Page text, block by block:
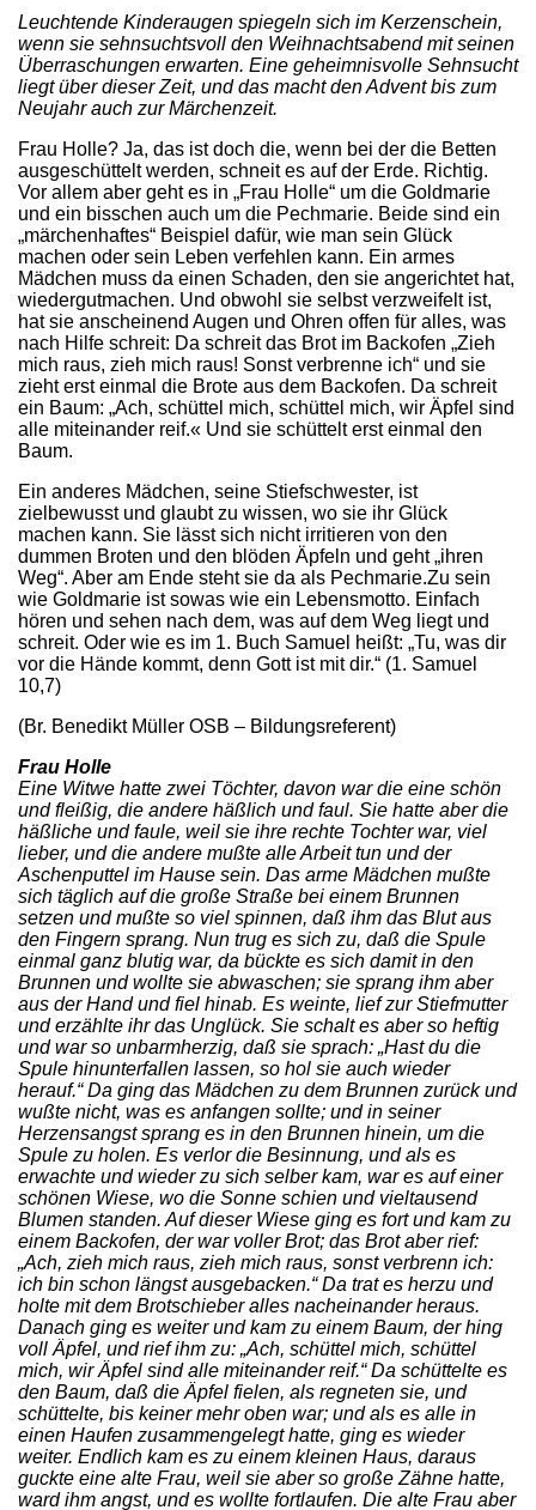
Leuchtende Kinderaugen spiegeln sich im Kerzenschein,
wenn sie sehnsuchtsvoll den Weihnachtsabend mit seinen
Überraschungen erwarten. Eine geheimnisvolle Sehnsucht
liegt über dieser Zeit, und das macht den Advent bis zum
Neujahr auch zur Märchenzeit.
Frau Holle? Ja, das ist doch die, wenn bei der die Betten
ausgeschüttelt werden, schneit es auf der Erde. Richtig.
Vor allem aber geht es in „Frau Holle“ um die Goldmarie
und ein bisschen auch um die Pechmarie. Beide sind ein
„märchenhaftes“ Beispiel dafür, wie man sein Glück
machen oder sein Leben verfehlen kann. Ein armes
Mädchen muss da einen Schaden, den sie angerichtet hat,
wiedergutmachen. Und obwohl sie selbst verzweifelt ist,
hat sie anscheinend Augen und Ohren offen für alles, was
nach Hilfe schreit: Da schreit das Brot im Backofen „Zieh
mich raus, zieh mich raus! Sonst verbrenne ich“ und sie
zieht erst einmal die Brote aus dem Backofen. Da schreit
ein Baum: „Ach, schüttel mich, schüttel mich, wir Äpfel sind
alle miteinander reif.« Und sie schüttelt erst einmal den
Baum.
Ein anderes Mädchen, seine Stiefschwester, ist
zielbewusst und glaubt zu wissen, wo sie ihr Glück
machen kann. Sie lässt sich nicht irritieren von den
dummen Broten und den blöden Äpfeln und geht „ihren
Weg“. Aber am Ende steht sie da als Pechmarie.Zu sein
wie Goldmarie ist sowas wie ein Lebensmotto. Einfach
hören und sehen nach dem, was auf dem Weg liegt und
schreit. Oder wie es im 1. Buch Samuel heißt: „Tu, was dir
vor die Hände kommt, denn Gott ist mit dir.“ (1. Samuel
10,7)
(Br. Benedikt Müller OSB – Bildungsreferent)
Frau Holle
Eine Witwe hatte zwei Töchter, davon war die eine schön
und fleißig, die andere häßlich und faul. Sie hatte aber die
häßliche und faule, weil sie ihre rechte Tochter war, viel
lieber, und die andere mußte alle Arbeit tun und der
Aschenputtel im Hause sein. Das arme Mädchen mußte
sich täglich auf die große Straße bei einem Brunnen
setzen und mußte so viel spinnen, daß ihm das Blut aus
den Fingern sprang. Nun trug es sich zu, daß die Spule
einmal ganz blutig war, da bückte es sich damit in den
Brunnen und wollte sie abwaschen; sie sprang ihm aber
aus der Hand und fiel hinab. Es weinte, lief zur Stiefmutter
und erzählte ihr das Unglück. Sie schalt es aber so heftig
und war so unbarmherzig, daß sie sprach: „Hast du die
Spule hinunterfallen lassen, so hol sie auch wieder
herauf.“ Da ging das Mädchen zu dem Brunnen zurück und
wußte nicht, was es anfangen sollte; und in seiner
Herzensangst sprang es in den Brunnen hinein, um die
Spule zu holen. Es verlor die Besinnung, und als es
erwachte und wieder zu sich selber kam, war es auf einer
schönen Wiese, wo die Sonne schien und vieltausend
Blumen standen. Auf dieser Wiese ging es fort und kam zu
einem Backofen, der war voller Brot; das Brot aber rief:
„Ach, zieh mich raus, zieh mich raus, sonst verbrenn ich:
ich bin schon längst ausgebacken.“ Da trat es herzu und
holte mit dem Brotschieber alles nacheinander heraus.
Danach ging es weiter und kam zu einem Baum, der hing
voll Äpfel, und rief ihm zu: „Ach, schüttel mich, schüttel
mich, wir Äpfel sind alle miteinander reif.“ Da schüttelte es
den Baum, daß die Äpfel fielen, als regneten sie, und
schüttelte, bis keiner mehr oben war; und als es alle in
einen Haufen zusammengelegt hatte, ging es wieder
weiter. Endlich kam es zu einem kleinen Haus, daraus
guckte eine alte Frau, weil sie aber so große Zähne hatte,
ward ihm angst, und es wollte fortlaufen. Die alte Frau aber